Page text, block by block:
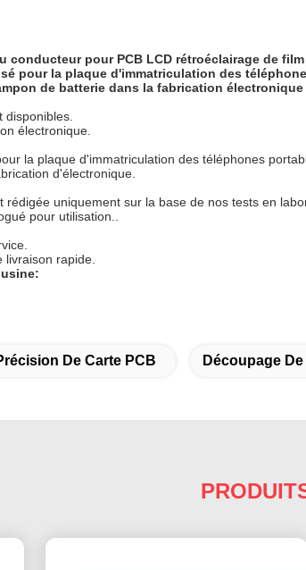
conducteur pour PCB LCD rétroéclairage de
pour la plaque d'immatriculation des
de batterie dans la fabrication électronique
disponibles.
électronique.
la plaque d'immatriculation des téléphones
d'électronique.
rédigée uniquement sur la base de nos tests en
pour utilisation..
rapide.
De Carte PCB Découpage